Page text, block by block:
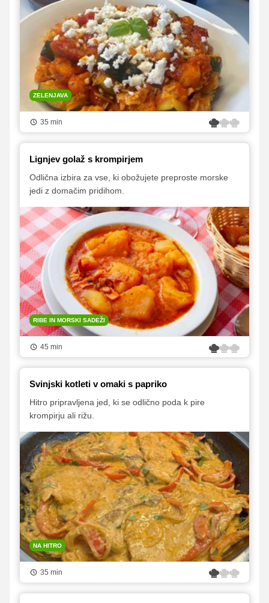
ZELENJAVA
35 min
Lignjev golaž s krompirjem
Odlična izbira za vse, ki obožujete preproste morske
jedi z domačim pridihom.
RIBE IN MORSKI SADEŽI
45 min
Svinjski kotleti v omaki s papriko
Hitro pripravljena jed, ki se odlično poda k pire
krompirju ali rižu.
NA HITRO
35 min